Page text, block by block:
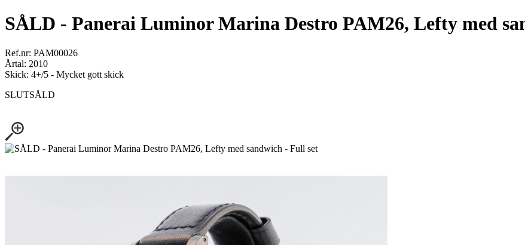
SÅLD - Panerai Luminor Marina Destro PAM26, Lefty med
Ref.nr: PAM00026
Årtal: 2010
Skick: 4+/5 - Mycket gott skick
SLUTSÅLD